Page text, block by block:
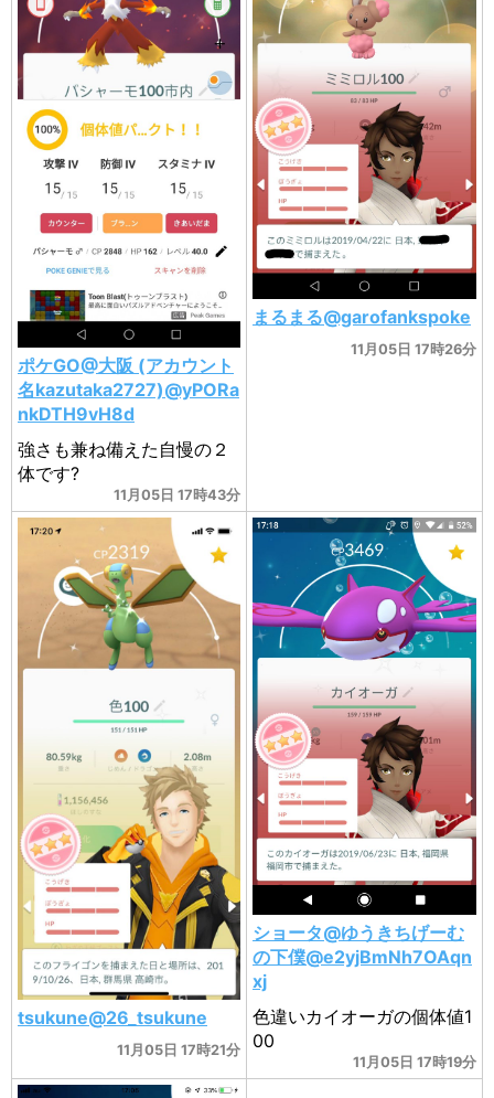
ポケGO@大阪 (アカウント
名kazutaka2727)@yPORa
nkDTH9vH8d
強さも兼ね備えた自慢の２
体です?
11月05日 17時43分
まるまる@garofankspoke
11月05日 17時26分
tsukune@26_tsukune
11月05日 17時21分
ショータ@ゆうきちげーむ
の下僕@e2yjBmNh7OAqn
xj
色違いカイオーガの個体値1
00
11月05日 17時19分